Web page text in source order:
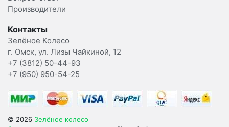
Производители
Контакты
Зелёное Колесо
г. Омск, ул. Лизы Чайкиной, 12
+7 (3812) 50-44-93
+7 (950) 950-54-25
© 2026 Зелёное колесо